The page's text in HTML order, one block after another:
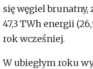
się węgiel
47,3 TWh energii
rok wcześniej.
W ubiegłym roku